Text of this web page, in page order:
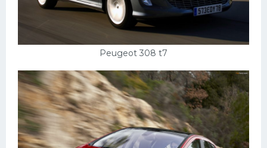
Peugeot 308 t7